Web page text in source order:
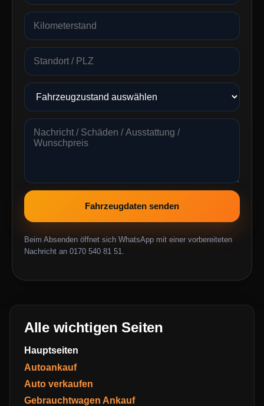
Fahrzeugdaten senden
Beim Absenden öffnet sich WhatsApp mit einer vorbereiteten
Nachricht an 0170 540 81 51.
Alle wichtigen Seiten
Hauptseiten
Autoankauf
Auto verkaufen
Gebrauchtwagen Ankauf